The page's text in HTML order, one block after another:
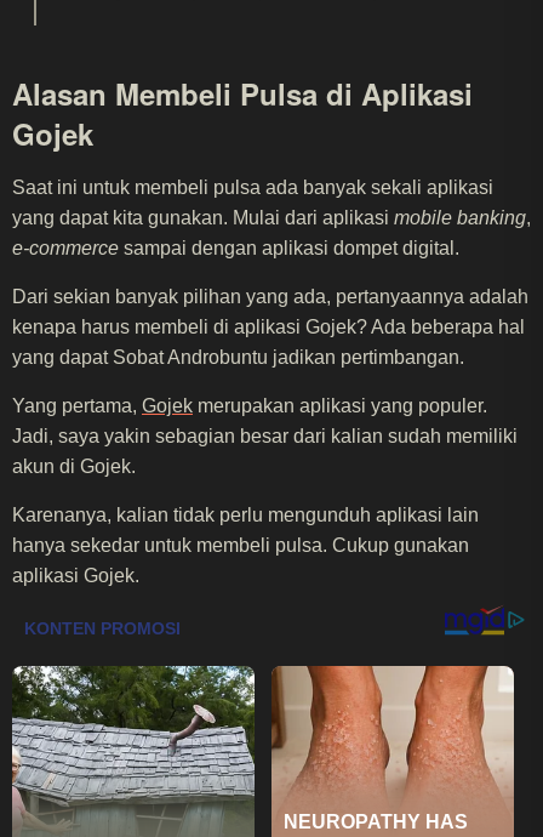
Alasan Membeli Pulsa di Aplikasi
Gojek
Saat ini untuk membeli pulsa ada banyak sekali aplikasi
yang dapat kita gunakan. Mulai dari aplikasi mobile banking,
e-commerce sampai dengan aplikasi dompet digital.
Dari sekian banyak pilihan yang ada, pertanyaannya adalah
kenapa harus membeli di aplikasi Gojek? Ada beberapa hal
yang dapat Sobat Androbuntu jadikan pertimbangan.
Yang pertama, Gojek merupakan aplikasi yang populer.
Jadi, saya yakin sebagian besar dari kalian sudah memiliki
akun di Gojek.
Karenanya, kalian tidak perlu mengunduh aplikasi lain
hanya sekedar untuk membeli pulsa. Cukup gunakan
aplikasi Gojek.